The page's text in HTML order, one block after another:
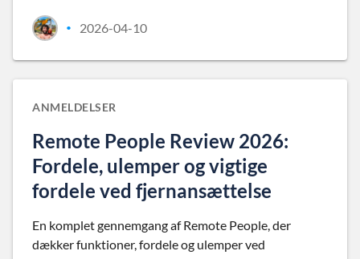
• 2026-04-10
ANMELDELSER
Remote People Review 2026:
Fordele, ulemper og vigtige
fordele ved fjernansættelse
En komplet gennemgang af Remote People, der
dækker funktioner, fordele og ulemper ved